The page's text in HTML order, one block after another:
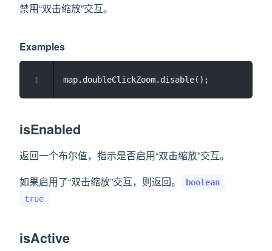
禁用“双击缩放”交互。
Examples
1
isEnabled
返回一个布尔值，指示是否启用“双击缩放”交互。
如果启用了“双击缩放”交互，则返回。
boolean
true
isActive